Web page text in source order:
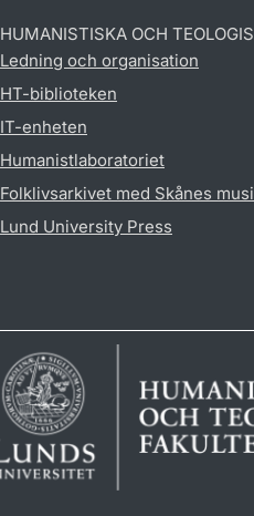
HUMANISTISKA OCH
Ledning och organisation
HT-biblioteken
IT-enheten
Humanistlaboratoriet
Folklivsarkivet med Skånes
Lund University Press